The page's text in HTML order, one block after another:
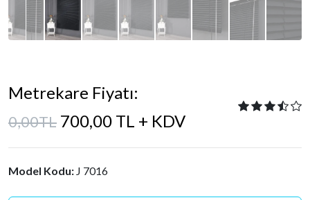
Metrekare Fiyatı:
0,00TL 700,00 TL + KDV
Model Kodu: J 7016